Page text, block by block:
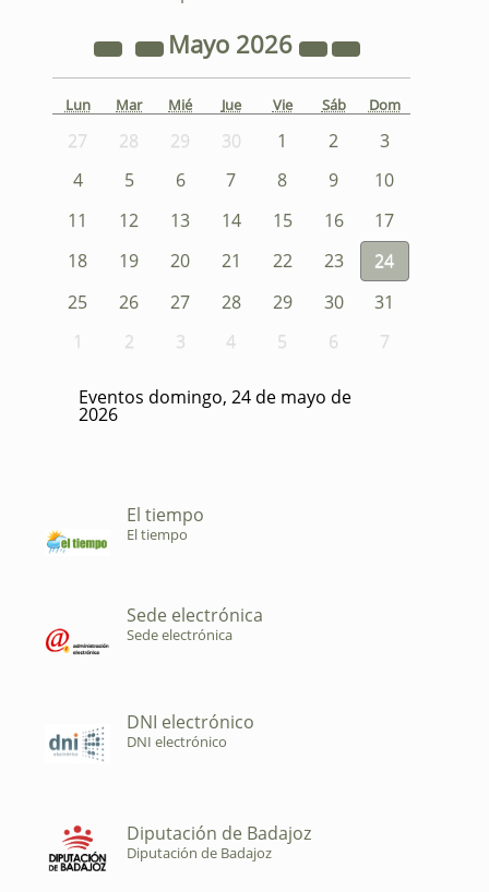
Mayo 2026
Lun Mar Mié Jue Vie Sáb Dom
27 28 29 30 1 2
3
4
5 6 7 8 9
10
11
12 13 14 15 16
17
18
19 20 21 22 23
24
25
26 27 28 29 30
31
1
2 3 4 5 6 7
Eventos domingo, 24 de mayo de
2026
El tiempo
El tiempo
Sede electrónica
Sede electrónica
DNI electrónico
DNI electrónico
Diputación de Badajoz
Diputación de Badajoz